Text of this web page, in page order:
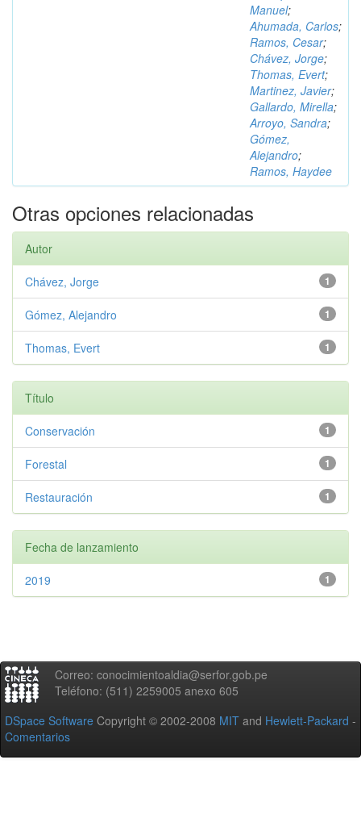
Manuel;
Ahumada, Carlos;
Ramos, Cesar;
Chávez, Jorge;
Thomas, Evert;
Martinez, Javier;
Gallardo, Mirella;
Arroyo, Sandra;
Gómez,
Alejandro;
Ramos, Haydee
Otras opciones relacionadas
Autor
1
Chávez, Jorge
1
Gómez, Alejandro
1
Thomas, Evert
Título
1
Conservación
1
Forestal
1
Restauración
Fecha de lanzamiento
1
2019
Correo: conocimientoaldia@serfor.gob.pe
Teléfono: (511) 2259005 anexo 605
DSpace Software Copyright © 2002-2008 MIT and Hewlett-Packard -
Comentarios